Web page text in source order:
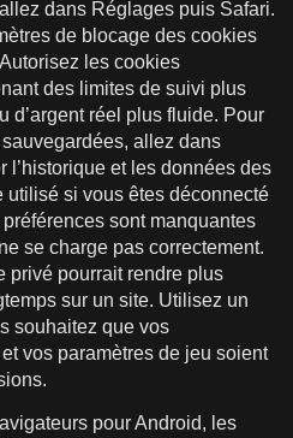
dans Réglages puis Safari.
de blocage des cookies
les cookies
des limites de suivi plus
d’argent réel plus fluide. Pour
allez dans
l’historique et les données des
utilisé si vous êtes déconnecté
sont manquantes
se charge pas correctement.
privé pourrait rendre plus
sur un site. Utilisez un
souhaitez que vos
vos paramètres de jeu soient
pour Android, les